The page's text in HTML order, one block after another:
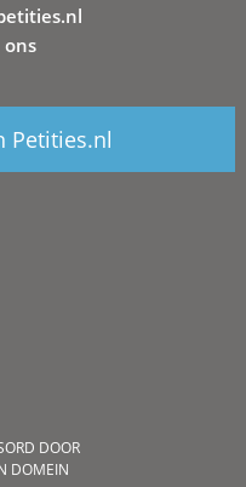
ons
Petities.nl
DOOR
DOMEIN